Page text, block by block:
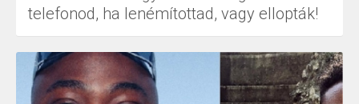
telefonod, ha lenémítottad, vagy ellopták!